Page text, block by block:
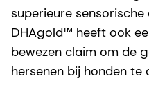
superieure
DHAgold™ heeft ook
bewezen claim om de
hersenen bij honden te